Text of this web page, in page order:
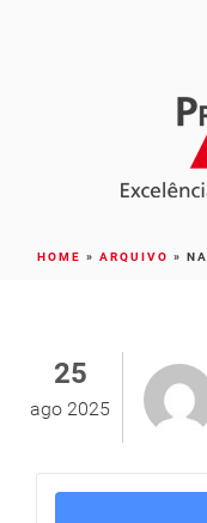
HOME » ARQUIVO »
25
ago 2025